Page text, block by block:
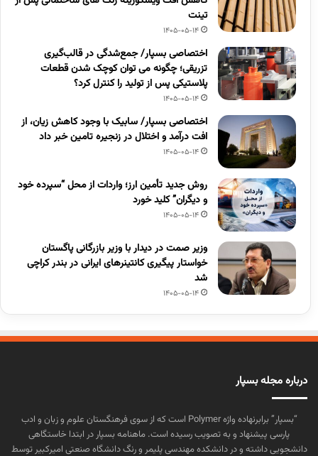
تینت
1405-05-14
اختصاصی بسپار/ جمع‌شدگی در قالب‌گیری
تزریقی؛ چگونه می توان کوچک شدن قطعات
پلاستیکی پس از تولید را کنترل کرد؟
1405-05-14
اختصاصی بسپار/ سابیک با وجود کاهش زیان، از
افت درآمد و اختلال در زنجیره تامین خبر داد
1405-05-14
روش جدید تأمین ارز؛ واردات از محل “سپرده خود
و دیگران” کلید خورد
1405-05-14
وزیر صمت در دیدار با وزیر بازرگانی پاگستان
خواستار پیگیری کانتینرهای ایرانی در بندر کراچی
شد
1405-05-14
درباره مجله بسپار
“بسپار” برابرنهاده واژه Polymer است که از سوی فرهنگستان علوم و زبان و ادب
پارسی پیشنهاد و به تصویب رسیده است. ماهنامه بسپار در ابتدا خاستگاهی
دانشجویی داشته و در دانشکده مهندسی پلیمر و رنگ دانشگاه صنعتی امیرکبیر توسط